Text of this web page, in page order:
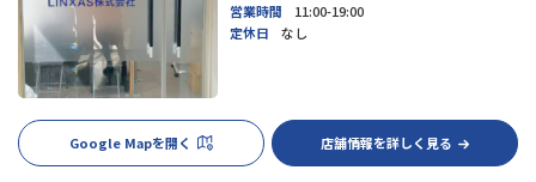
営業時間
11:00-19:00
定休日
なし
Google Mapを開く 店舗情報を詳しく見る